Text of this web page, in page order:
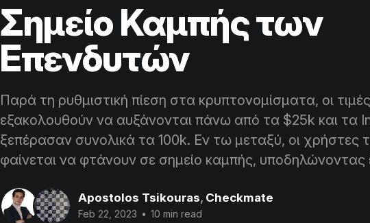
Σημείο Καμπής των
Επενδυτών
Παρά τη ρυθμιστική πίεση στα κρυπτονομίσματα, οι
εξακολουθούν να αυξάνονται πάνω από τα $25k και τα
ξεπέρασαν συνολικά τα 100k. Εν τω μεταξύ, οι χρήστες
φαίνεται να φτάνουν σε σημείο καμπής, υποδηλώνοντας
Apostolos Tsikouras, Checkmate
Feb 22, 2023 • 10 min read